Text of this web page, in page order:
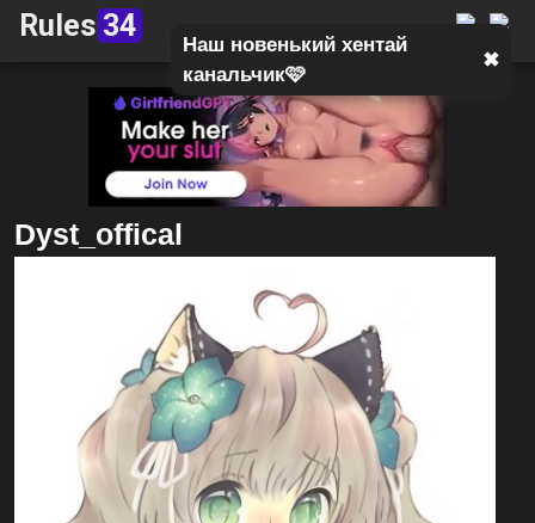
Наш новенький хентай
канальчик🩷
✖
Rules 34
Dyst_offical